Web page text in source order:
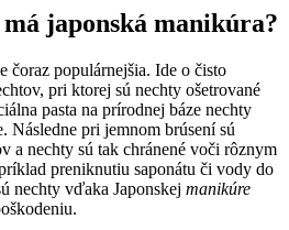
japonská manikúra?
čoraz populárnejšia. Ide o čisto
pri ktorej sú nechty ošetrované
pasta na prírodnej báze nechty
Následne pri jemnom brúsení sú
a nechty sú tak chránené voči rôznym
preniknutiu saponátu či vody do
nechty vďaka Japonskej manikúre